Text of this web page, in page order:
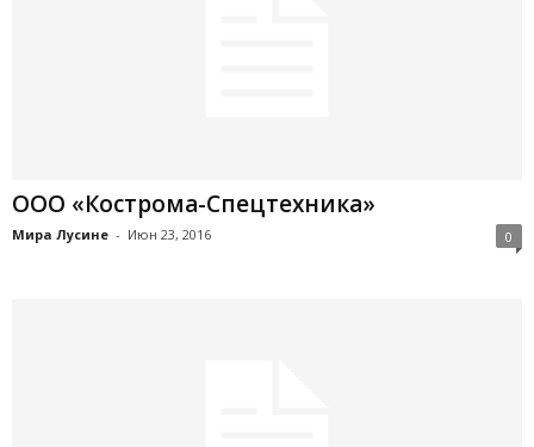
ООО «Кострома-Спецтехника»
Мира Лусине - Июн 23, 2016 0